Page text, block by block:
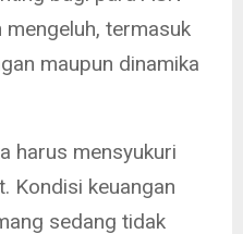
termasuk
maupun dinamika
harus mensyukuri
Kondisi keuangan
sedang tidak